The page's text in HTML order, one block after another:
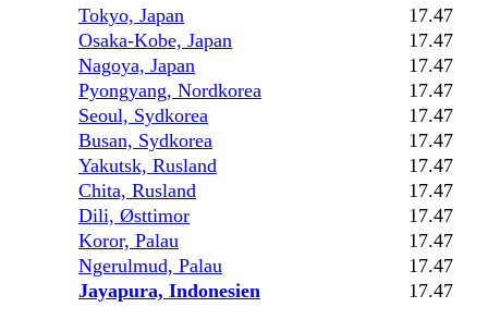
Tokyo, Japan
17.47
Osaka-Kobe, Japan
17.47
Nagoya, Japan
17.47
Pyongyang, Nordkorea
17.47
Seoul, Sydkorea
17.47
Busan, Sydkorea
17.47
Yakutsk, Rusland
17.47
Chita, Rusland
17.47
Dili, Østtimor
17.47
Koror, Palau
17.47
Ngerulmud, Palau
17.47
Jayapura, Indonesien
17.47